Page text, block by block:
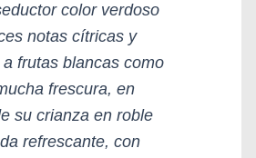
color verdoso
notas cítricas y
frutas blancas como
frescura, en
su crianza en roble
refrescante, con